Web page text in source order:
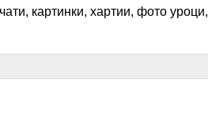
картинки, хартии, фото уроци,